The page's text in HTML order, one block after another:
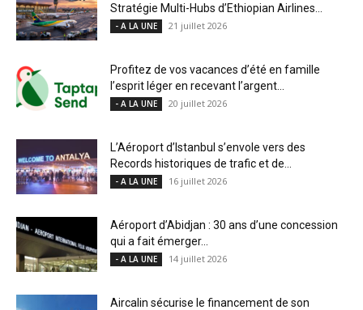
Stratégie Multi-Hubs d’Ethiopian Airlines...
- A LA UNE 21 juillet 2026
Profitez de vos vacances d’été en famille
l’esprit léger en recevant l’argent...
- A LA UNE 20 juillet 2026
L’Aéroport d’Istanbul s’envole vers des
Records historiques de trafic et de...
- A LA UNE 16 juillet 2026
Aéroport d’Abidjan : 30 ans d’une concession
qui a fait émerger...
- A LA UNE 14 juillet 2026
Aircalin sécurise le financement de son